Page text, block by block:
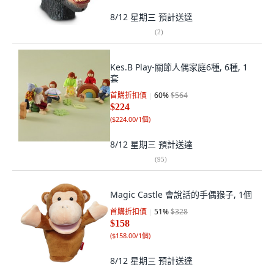
8/12 星期三 預計送達
(2)
Kes.B Play-關節人偶家庭6種, 6種, 1
套
首購折扣價 60%$564
$224
($224.00/1個)
8/12 星期三 預計送達
(95)
Magic Castle 會說話的手偶猴子, 1個
首購折扣價 51%$328
$158
($158.00/1個)
8/12 星期三 預計送達